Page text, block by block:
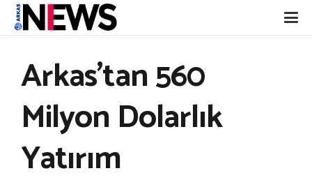
Arkas’tan 560
Milyon Dolarlık
Yatırım